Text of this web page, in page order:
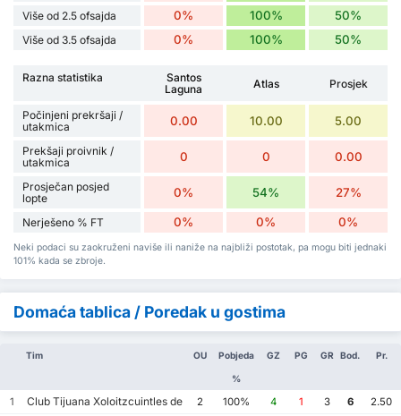
Više od 2.5 ofsajda 0% 100% 50%
Više od 3.5 ofsajda 0% 100% 50%
Razna statistika
Santos
Laguna
Atlas Prosjek
Počinjeni prekršaji /
utakmica
0.00 10.00 5.00
Prekšaji proivnik /
utakmica
0 0 0.00
Prosječan posjed
lopte
0% 54% 27%
Nerješeno % FT 0% 0% 0%
Neki podaci su zaokruženi naviše ili naniže na najbliži postotak, pa mogu biti jednaki
101% kada se zbroje.
Domaća tablica / Poredak u gostima
Tim OU Pobjeda
%
GZ PG GR Bod. Pr.
1 Club Tijuana Xoloitzcuintles de Caliente
2 100% 4 1 3 6
2.50